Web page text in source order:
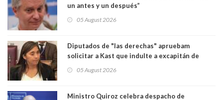
un antes y un después”
05 August 2026
Diputados de "las derechas" apruebam
solicitar a Kast que indulte a excapitán de
senadora Fabiola Campillai
05 August 2026
Ministro Quiroz celebra despacho de